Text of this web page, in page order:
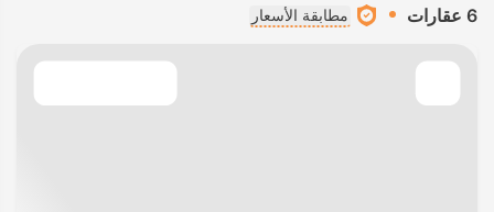
6 عقارات مطابقة الأسعار